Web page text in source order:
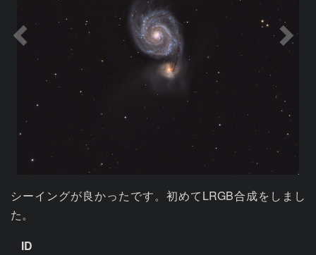
シーイングが良かったです。初めてLRGB合成をしまし
た。
ID